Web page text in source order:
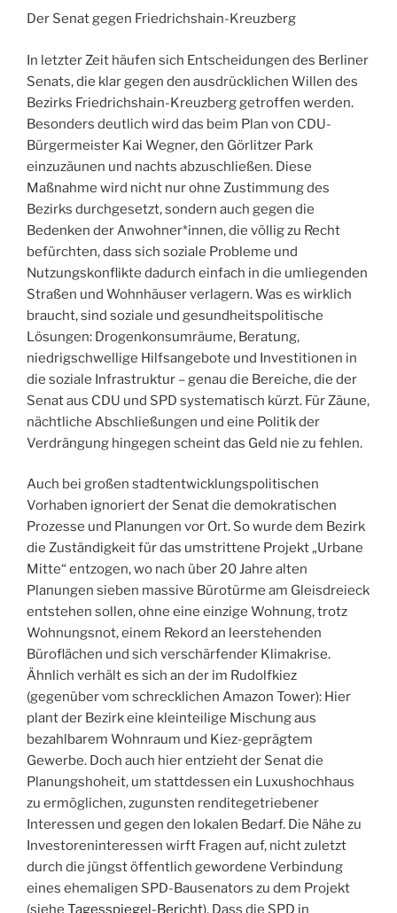
Der Senat gegen Friedrichshain-Kreuzberg
In letzter Zeit häufen sich Entscheidungen des Berliner
Senats, die klar gegen den ausdrücklichen Willen des
Bezirks Friedrichshain-Kreuzberg getroffen werden.
Besonders deutlich wird das beim Plan von CDU-
Bürgermeister Kai Wegner, den Görlitzer Park
einzuzäunen und nachts abzuschließen. Diese
Maßnahme wird nicht nur ohne Zustimmung des
Bezirks durchgesetzt, sondern auch gegen die
Bedenken der Anwohner*innen, die völlig zu Recht
befürchten, dass sich soziale Probleme und
Nutzungskonflikte dadurch einfach in die umliegenden
Straßen und Wohnhäuser verlagern. Was es wirklich
braucht, sind soziale und gesundheitspolitische
Lösungen: Drogenkonsumräume, Beratung,
niedrigschwellige Hilfsangebote und Investitionen in
die soziale Infrastruktur – genau die Bereiche, die der
Senat aus CDU und SPD systematisch kürzt. Für Zäune,
nächtliche Abschließungen und eine Politik der
Verdrängung hingegen scheint das Geld nie zu fehlen.
Auch bei großen stadtentwicklungspolitischen
Vorhaben ignoriert der Senat die demokratischen
Prozesse und Planungen vor Ort. So wurde dem Bezirk
die Zuständigkeit für das umstrittene Projekt „Urbane
Mitte“ entzogen, wo nach über 20 Jahre alten
Planungen sieben massive Bürotürme am Gleisdreieck
entstehen sollen, ohne eine einzige Wohnung, trotz
Wohnungsnot, einem Rekord an leerstehenden
Büroflächen und sich verschärfender Klimakrise.
Ähnlich verhält es sich an der im Rudolfkiez
(gegenüber vom schrecklichen Amazon Tower): Hier
plant der Bezirk eine kleinteilige Mischung aus
bezahlbarem Wohnraum und Kiez-geprägtem
Gewerbe. Doch auch hier entzieht der Senat die
Planungshoheit, um stattdessen ein Luxushochhaus
zu ermöglichen, zugunsten renditegetriebener
Interessen und gegen den lokalen Bedarf. Die Nähe zu
Investoreninteressen wirft Fragen auf, nicht zuletzt
durch die jüngst öffentlich gewordene Verbindung
eines ehemaligen SPD-Bausenators zu dem Projekt
(siehe Tagesspiegel-Bericht). Dass die SPD in